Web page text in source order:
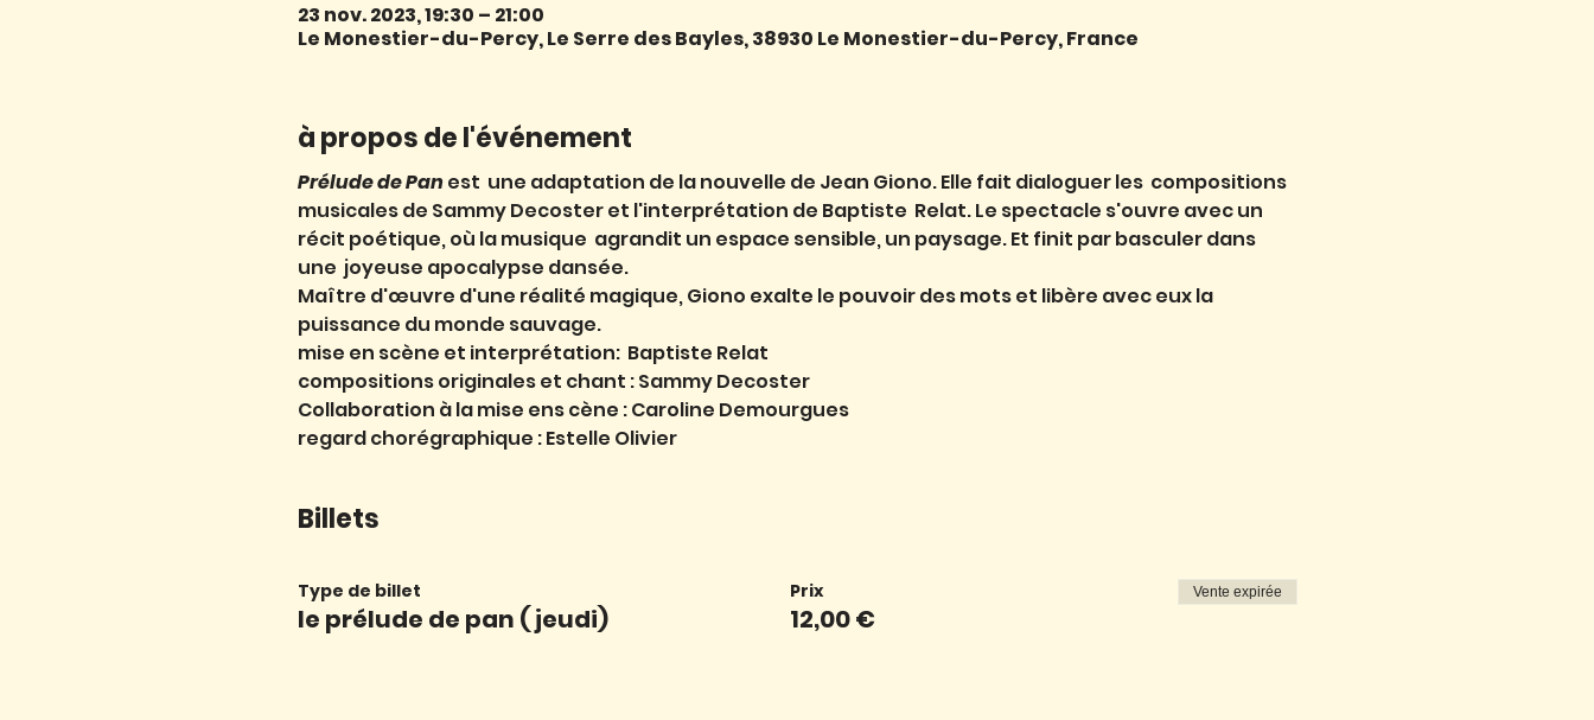
23 nov. 2023, 19:30 – 21:00
Le Monestier-du-Percy, Le Serre des Bayles, 38930 Le Monestier-du-Percy, France
à propos de l'événement
Prélude de Pan est  une adaptation de la nouvelle de Jean Giono. Elle fait dialoguer les  compositions
musicales de Sammy Decoster et l'interprétation de Baptiste  Relat. Le spectacle s'ouvre avec un
récit poétique, où la musique  agrandit un espace sensible, un paysage. Et finit par basculer dans
une  joyeuse apocalypse dansée.
Maître d'œuvre d'une réalité magique, Giono exalte le pouvoir des mots et libère avec eux la
puissance du monde sauvage.
mise en scène et interprétation:  Baptiste Relat
compositions originales et chant : Sammy Decoster
Collaboration à la mise ens cène : Caroline Demourgues
regard chorégraphique : Estelle Olivier
Billets
Type de billet
le prélude de pan ( jeudi)
Prix
12,00 €
Vente expirée